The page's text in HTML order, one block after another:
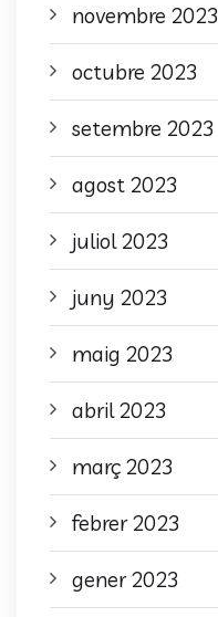
novembre 2023
octubre 2023
setembre 2023
agost 2023
juliol 2023
juny 2023
maig 2023
abril 2023
març 2023
febrer 2023
gener 2023